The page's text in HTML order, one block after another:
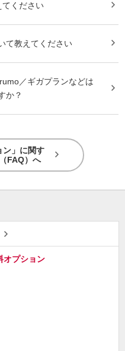
てください
て教えてください
／ギガプランなどは
か？
ン」に関す
FAQ）へ
オプション